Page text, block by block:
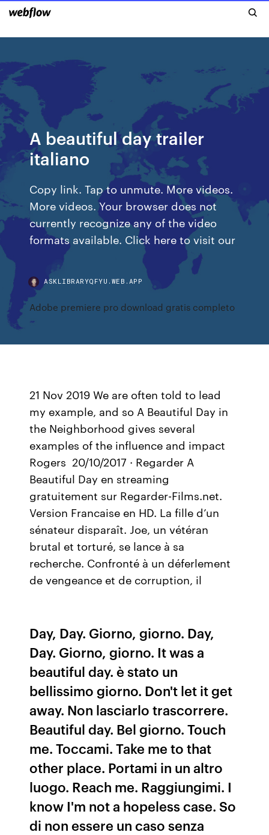
A beautiful day trailer
italiano
Copy link. Tap to unmute. More videos.
More videos. Your browser does not
currently recognize any of the video
formats available. Click here to visit our
ASKLIBRARYQFYU.WEB.APP
Adobe premiere pro download gratis completo
21 Nov 2019 We are often told to lead
my example, and so A Beautiful Day in
the Neighborhood gives several
examples of the influence and impact
Rogers 20/10/2017 · Regarder A
Beautiful Day en streaming
gratuitement sur Regarder-Films.net.
Version Francaise en HD. La fille d’un
sénateur disparaît. Joe, un vétéran
brutal et torturé, se lance à sa
recherche. Confronté à un déferlement
de vengeance et de corruption, il
Day, Day. Giorno, giorno. Day,
Day. Giorno, giorno. It was a
beautiful day. è stato un
bellissimo giorno. Don't let it get
away. Non lasciarlo trascorrere.
Beautiful day. Bel giorno. Touch
me. Toccami. Take me to that
other place. Portami in un altro
luogo. Reach me. Raggiungimi. I
know I'm not a hopeless case. So
di non essere un caso senza